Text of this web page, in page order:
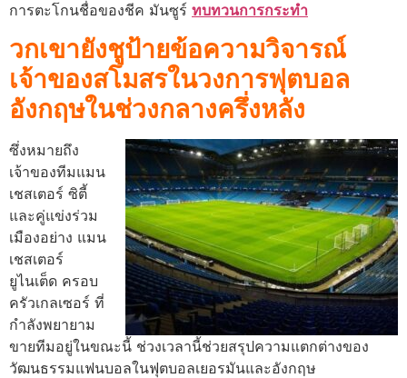
การตะโกนชื่อของชีค มันซูร์ ทบทวนการกระทำ
วกเขายังชูป้ายข้อความวิจารณ์
เจ้าของสโมสรในวงการฟุตบอล
อังกฤษในช่วงกลางครึ่งหลัง
ซึ่งหมายถึง
เจ้าของทีมแมน
เชสเตอร์ ซิตี้
และคู่แข่งร่วม
เมืองอย่าง แมน
เชสเตอร์
ยูไนเต็ด ครอบ
ครัวเกลเซอร์ ที่
กำลังพยายาม
ขายทีมอยู่ในขณะนี้ ช่วงเวลานี้ช่วยสรุปความแตกต่างของ
วัฒนธรรมแฟนบอลในฟุตบอลเยอรมันและอังกฤษ